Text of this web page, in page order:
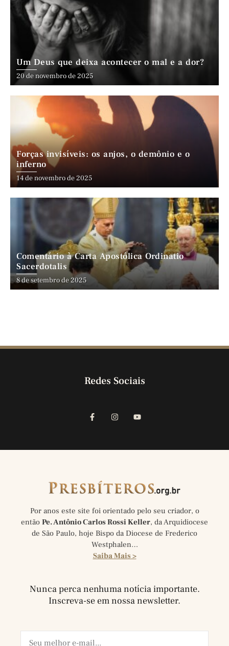
Um Deus que deixa acontecer o mal e a dor?
20 de novembro de 2025
Forças invisíveis: os anjos, o demônio e o
inferno
14 de novembro de 2025
Comentário à Carta Apostólica Ordinatio
Sacerdotalis
8 de setembro de 2025
Redes Sociais
Por anos este site foi orientado pelo seu criador, o
então Pe. Antônio Carlos Rossi Keller, da Arquidiocese
de São Paulo, hoje Bispo da Diocese de Frederico
Westphalen…
Saiba Mais >
Nunca perca nenhuma notícia importante.
Inscreva-se em nossa newsletter.